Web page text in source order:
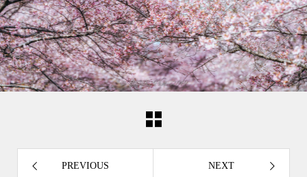
PREVIOUS NEXT